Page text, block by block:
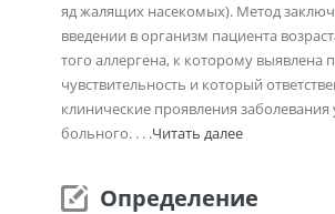
яд жалящих насекомых). Метод
введении в организм пациента
того аллергена, к которому выявлена
чувствительность и который
клинические проявления заболевания
больного. . . .Читать далее
Определение